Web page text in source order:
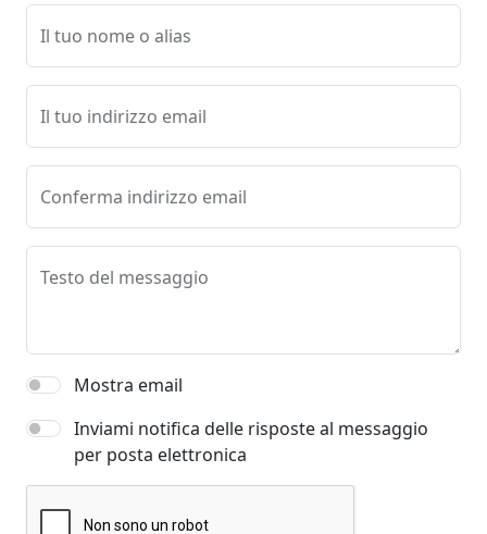
Il tuo nome o alias
Il tuo indirizzo email
Conferma indirizzo email
Testo del messaggio
Mostra email
Inviami notifica delle risposte al messaggio
per posta elettronica